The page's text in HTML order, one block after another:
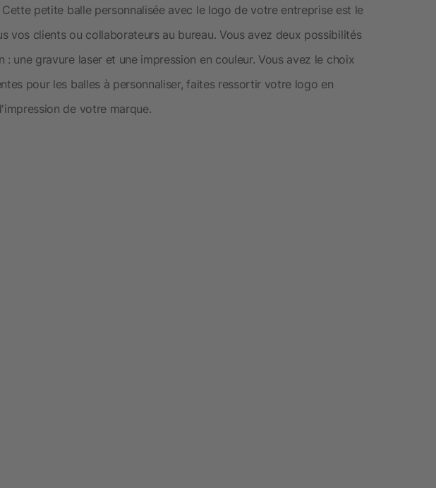
Cette petite balle personnalisée avec le logo de votre entreprise est le
vos clients ou collaborateurs au bureau. Vous avez deux possibilités
: une gravure laser et une impression en couleur. Vous avez le choix
pour les balles à personnaliser, faites ressortir votre logo en
de votre marque.